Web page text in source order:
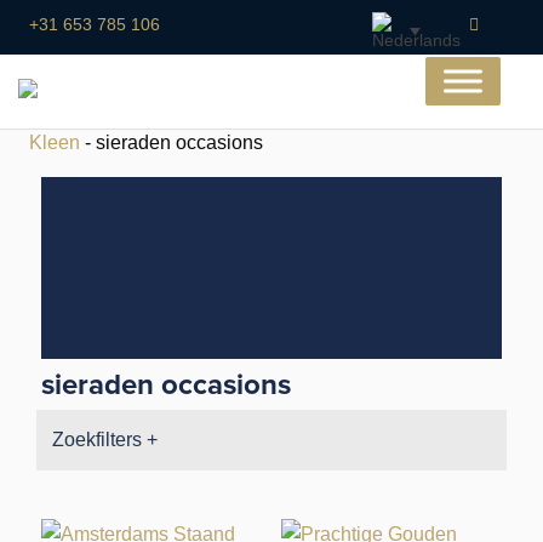
+31 653 785 106
Kleen - sieraden occasions
sieraden occasions
Zoekfilters +